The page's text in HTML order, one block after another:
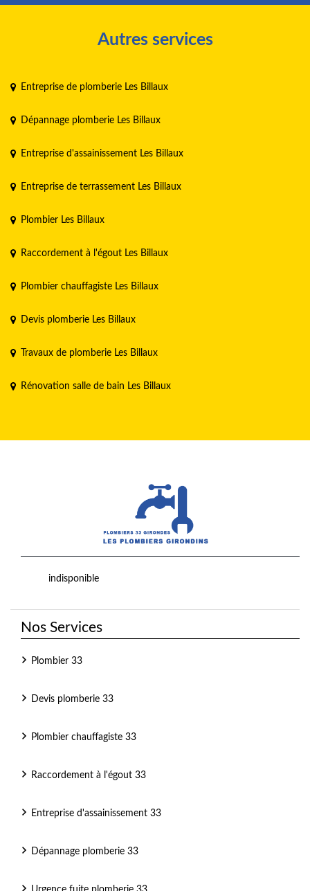
Autres services
Entreprise de plomberie Les Billaux
Dépannage plomberie Les Billaux
Entreprise d'assainissement Les Billaux
Entreprise de terrassement Les Billaux
Plombier Les Billaux
Raccordement à l'égout Les Billaux
Plombier chauffagiste Les Billaux
Devis plomberie Les Billaux
Travaux de plomberie Les Billaux
Rénovation salle de bain Les Billaux
indisponible
Nos Services
Plombier 33
Devis plomberie 33
Plombier chauffagiste 33
Raccordement à l'égout 33
Entreprise d'assainissement 33
Dépannage plomberie 33